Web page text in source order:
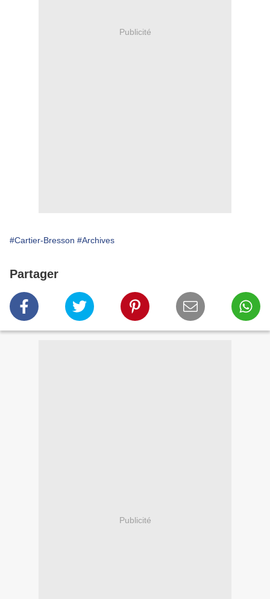
Publicité
#Cartier-Bresson #Archives
Partager
Publicité